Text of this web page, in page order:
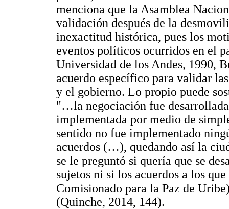
menciona que la Asamblea
validación después de la
inexactitud histórica, pues los
eventos políticos ocurridos en el
Universidad de los Andes, 1990,
acuerdo específico para validar
y el gobierno. Lo propio puede
"…la negociación fue
implementada por medio de
sentido no fue implementado
acuerdos (…), quedando así la
se le preguntó si quería que se
sujetos ni si los acuerdos a los
Comisionado para la Paz de
(Quinche, 2014, 144).